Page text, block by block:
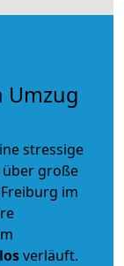
Umzug
stressige
über große
im
verläuft.